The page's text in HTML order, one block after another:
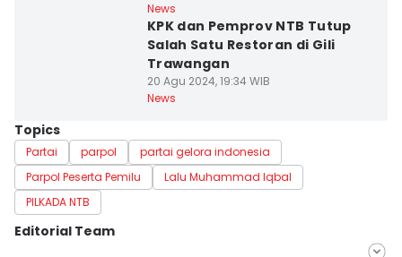
News
KPK dan Pemprov NTB Tutup
Salah Satu Restoran di Gili
Trawangan
20 Agu 2024, 19:34 WIB
News
Topics
Partai parpol
partai gelora indonesia
Parpol Peserta Pemilu
Lalu Muhammad Iqbal
PILKADA NTB
Editorial Team